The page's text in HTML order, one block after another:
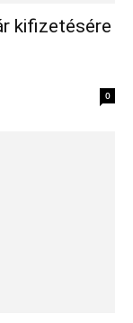
kifizetésére
0